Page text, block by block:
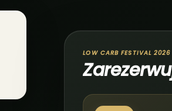
LOW CARB FESTIVAL 2026